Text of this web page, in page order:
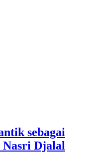
sebagai
Nasri Djalal